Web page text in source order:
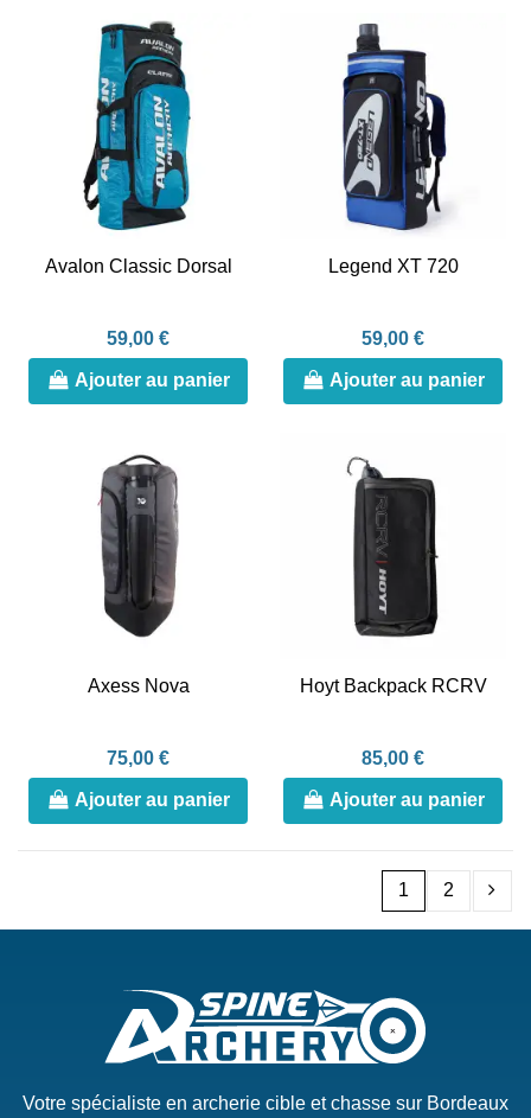
Avalon Classic Dorsal
59,00 €
Ajouter au panier
Legend XT 720
59,00 €
Ajouter au panier
Axess Nova
75,00 €
Ajouter au panier
Hoyt Backpack RCRV
85,00 €
Ajouter au panier
1 2
Votre spécialiste en archerie cible et chasse sur Bordeaux